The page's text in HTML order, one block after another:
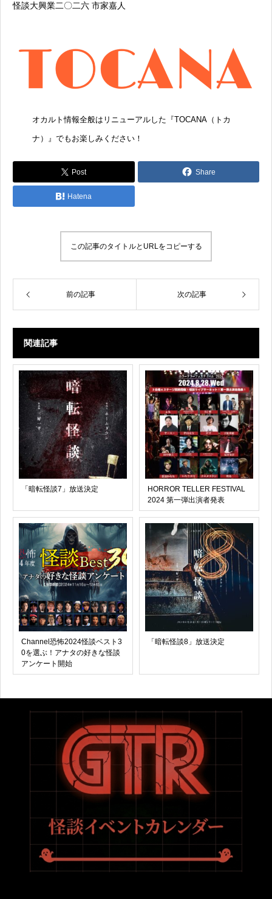
怪談大興業二〇二六 市家嘉人
オカルト情報全般はリニューアルした『TOCANA（トカ
ナ） 』でもお楽しみください！
Post Share
Hatena
この記事のタイトルとURLをコピーする
前の記事 次の記事
関連記事
「暗転怪談7」放送決定
HORROR TELLER FESTIVAL
2024 第一弾出演者発表
Channel恐怖2024怪談ベスト3
0を選ぶ！アナタの好きな怪談
アンケート開始
「暗転怪談8」放送決定